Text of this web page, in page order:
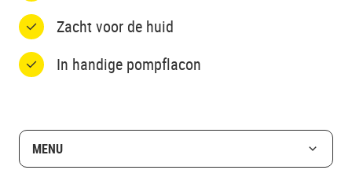
Zacht voor de huid
In handige pompflacon
MENU